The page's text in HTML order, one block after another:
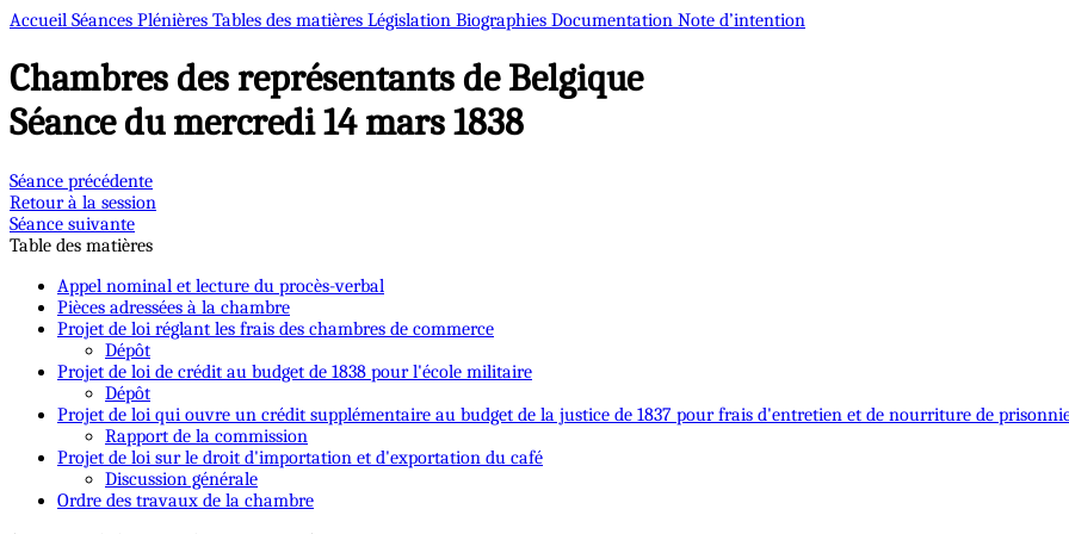
Accueil Séances Plénières Tables des matières Législation Biographies Documentation Note d’intention
Chambres des représentants de Belgique
Séance du mercredi 14 mars 1838
Séance précédente
Retour à la session
Séance suivante
Table des matières
Appel nominal et lecture du procès-verbal
Pièces adressées à la chambre
Projet de loi réglant les frais des chambres de commerce
Dépôt
Projet de loi de crédit au budget de 1838 pour l'école militaire
Dépôt
Projet de loi qui ouvre un crédit supplémentaire au budget de la justice de 1837 pour frais d'entretien et de nourriture de
Rapport de la commission
Projet de loi sur le droit d'importation et d'exportation du café
Discussion générale
Ordre des travaux de la chambre